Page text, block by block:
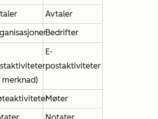
Avtaler
Bedrifter
merknad)
E-
postaktiviteter
Møter